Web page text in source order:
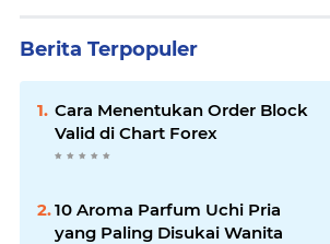
Berita Terpopuler
Cara Menentukan Order Block
Valid di Chart Forex
10 Aroma Parfum Uchi Pria
yang Paling Disukai Wanita